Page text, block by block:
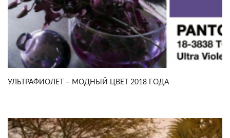
УЛЬТРАФИОЛЕТ – МОДНЫЙ ЦВЕТ 2018 ГОДА